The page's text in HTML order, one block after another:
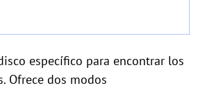
específico para encontrar los
Ofrece dos modos